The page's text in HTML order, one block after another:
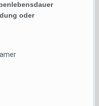
oder